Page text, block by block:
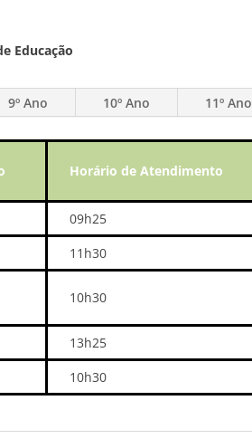
Educação
9º Ano 10º Ano 11º Ano
Horário de Atendimento
09h25
11h30
10h30
13h25
10h30